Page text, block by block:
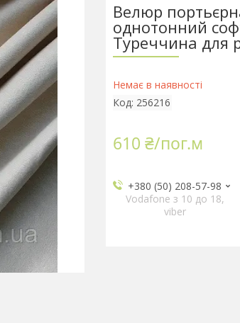
Велюр
однотонний
Туреччина для
Немає в наявності
Код: 256216
610 ₴/пог.м
+380 (50) 208-57-98
Vodafone з 10 до 18,
viber